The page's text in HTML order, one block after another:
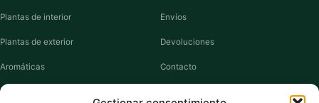
Plantas de interior
Plantas de exterior
Aromáticas
Suculentas
Envíos
Devoluciones
Contacto